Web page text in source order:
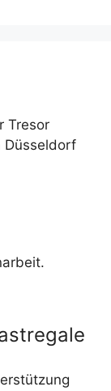
Tresor
Düsseldorf